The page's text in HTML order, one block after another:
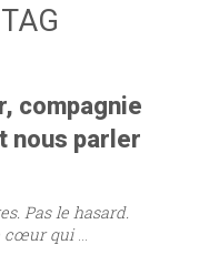
compagnie
nous parler
Pas le hasard.
cœur qui…